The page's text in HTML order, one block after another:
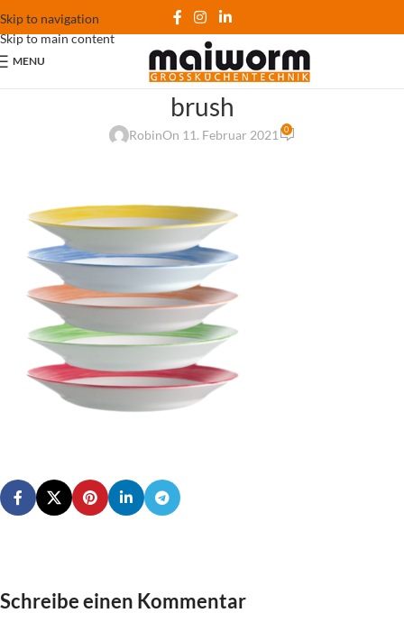
Skip to navigation
Skip to main content
MENU
brush
RobinOn 11. Februar 2021 0
Schreibe einen Kommentar